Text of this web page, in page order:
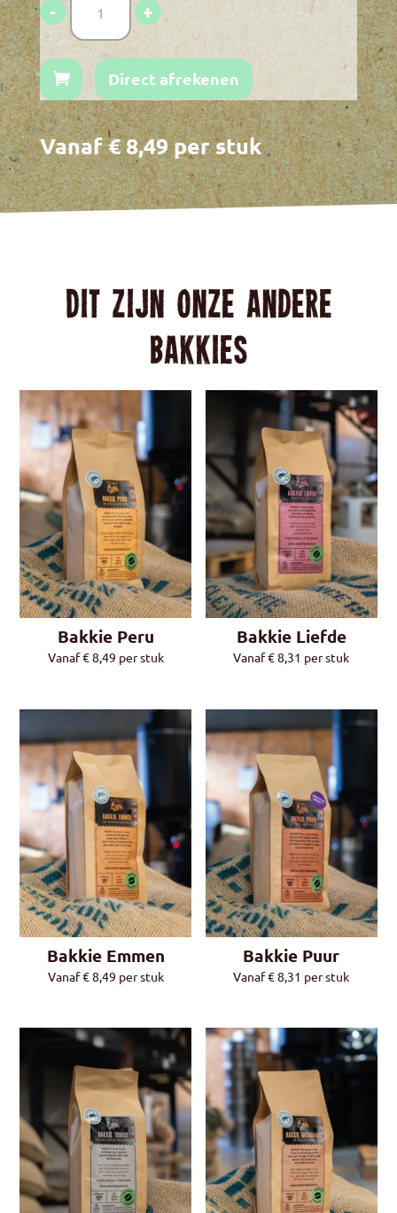
-
Honduras
hoeveelheid
+
Direct afrekenen
Vanaf€8,49per stuk
Dit zijn onze andere
Bakkies
Bakkie Peru
Vanaf€8,49 per stuk
Bakkie Liefde
Vanaf€8,31 per stuk
Bakkie Emmen
Vanaf€8,49 per stuk
Bakkie Puur
Vanaf€8,31 per stuk